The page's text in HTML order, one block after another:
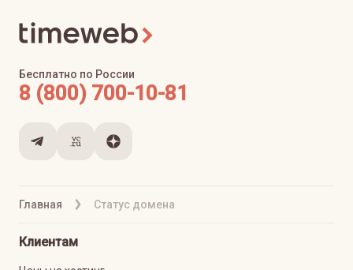
Главная Статус домена
Бесплатно по России
8 (800) 700-10-81
Клиентам